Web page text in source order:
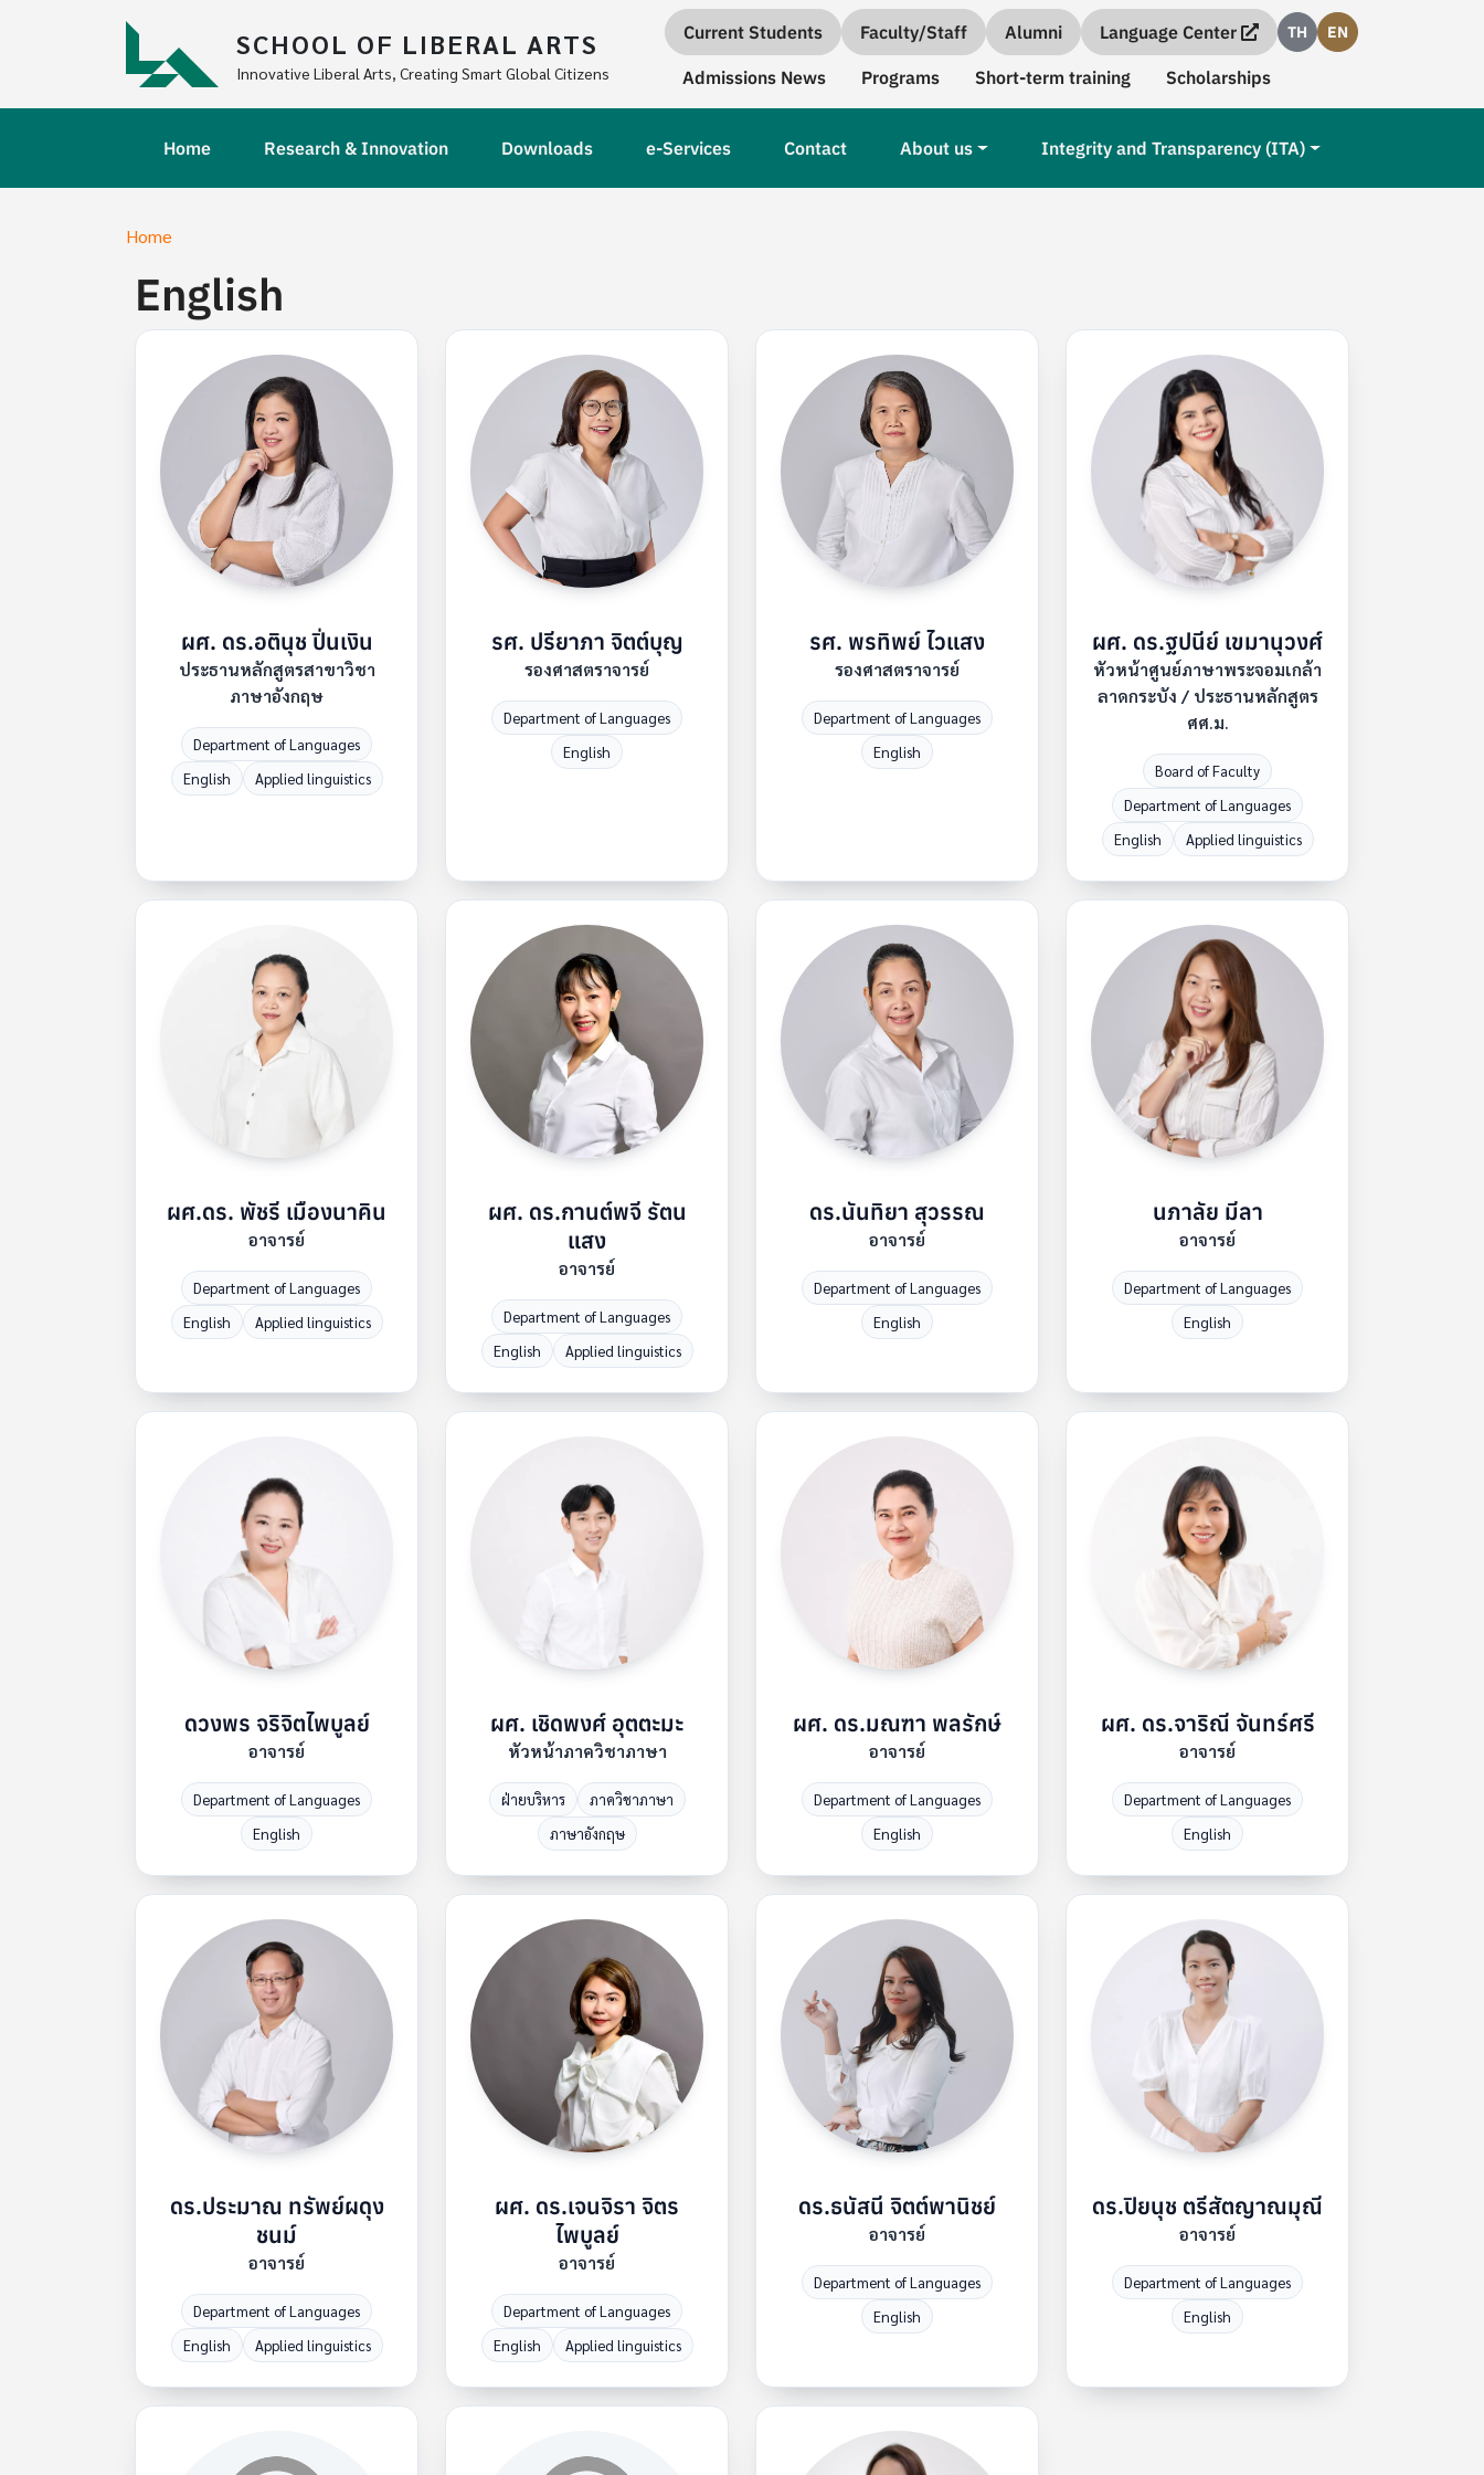
SCHOOL OF LIBERAL ARTS
Innovative Liberal Arts, Creating Smart Global Citizens
Quick links
Current Students Faculty/Staff Alumni Language Center TH EN
Secondary Navigation
Admissions News Programs Short-term training Scholarships
Home Research & Innovation Downloads e-Services Contact About us Integrity and Transparency (ITA)
Breadcrumb
Home
English
ผศ. ดร.อตินุช ปิ่นเงิน
ประธานหลักสูตรสาขาวิชา
ภาษาอังกฤษ
Department of Languages
English
Applied linguistics
รศ. ปรียาภา จิตต์บุญ
รองศาสตราจารย์
Department of Languages
English
รศ. พรทิพย์ ไวแสง
รองศาสตราจารย์
Department of Languages
English
ผศ. ดร.ฐปนีย์ เขมานุวงศ์
หัวหน้าศูนย์ภาษาพระจอมเกล้า
ลาดกระบัง / ประธานหลักสูตร
ศศ.ม.
Board of Faculty
Department of Languages
English
Applied linguistics
ผศ.ดร. พัชรี เมืองนาคิน
อาจารย์
Department of Languages
English
Applied linguistics
ผศ. ดร.กานต์พจี รัตน
แสง
อาจารย์
Department of Languages
English
Applied linguistics
ดร.นันทิยา สุวรรณ
อาจารย์
Department of Languages
English
นภาลัย มีลา
อาจารย์
Department of Languages
English
ดวงพร จริจิตไพบูลย์
อาจารย์
Department of Languages
English
ผศ. เชิดพงศ์ อุตตะมะ
หัวหน้าภาควิชาภาษา
ฝ่ายบริหาร
ภาควิชาภาษา
ภาษาอังกฤษ
ผศ. ดร.มณฑา พลรักษ์
อาจารย์
Department of Languages
English
ผศ. ดร.จาริณี จันทร์ศรี
อาจารย์
Department of Languages
English
ดร.ประมาณ ทรัพย์ผดุง
ชนม์
อาจารย์
Department of Languages
English
Applied linguistics
ผศ. ดร.เจนจิรา จิตร
ไพบูลย์
อาจารย์
Department of Languages
English
Applied linguistics
ดร.ธนัสนี จิตต์พานิชย์
อาจารย์
Department of Languages
English
ดร.ปิยนุช ตรีสัตญาณมุณี
อาจารย์
Department of Languages
English